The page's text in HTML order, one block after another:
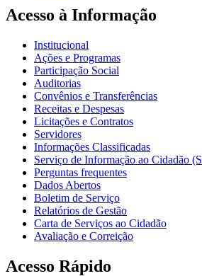
Acesso à Informação
Institucional
Ações e Programas
Participação Social
Auditorias
Convênios e Transferências
Receitas e Despesas
Licitações e Contratos
Servidores
Informações Classificadas
Serviço de Informação ao Cidadão
Perguntas frequentes
Dados Abertos
Boletim de Serviço
Relatórios de Gestão
Carta de Serviços ao Cidadão
Avaliação e Correição
Acesso Rápido